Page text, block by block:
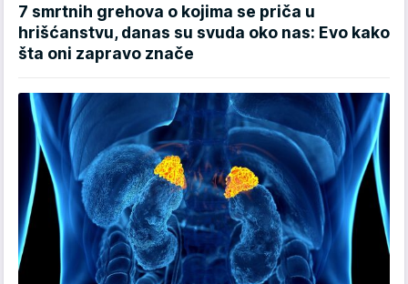
7 smrtnih grehova o kojima se priča u
hrišćanstvu, danas su svuda oko nas: Evo kako
šta oni zapravo znače